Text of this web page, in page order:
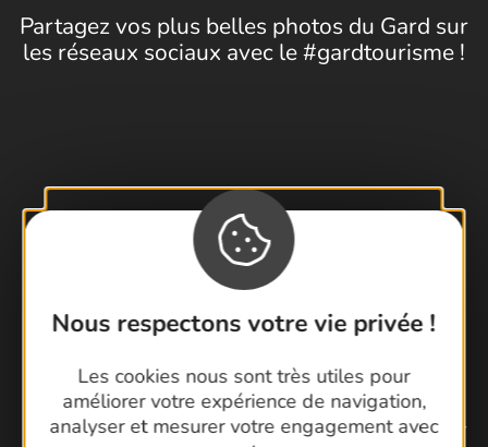
Nous respectons votre vie privée !
Les cookies nous sont très utiles pour
améliorer votre expérience de navigation,
analyser et mesurer votre engagement avec
Partagez vos plus belles photos du Gard sur
les réseaux sociaux avec le #gardtourisme !
Suivez-nous !
Ne manquez pas notre newsletter mensuelle pour